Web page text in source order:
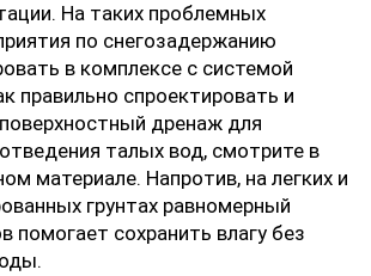
На таких проблемных
по снегозадержанию
в комплексе с системой
правильно спроектировать и
дренаж для
талых вод, смотрите в
материале. Напротив, на легких и
грунтах равномерный
помогает сохранить влагу без